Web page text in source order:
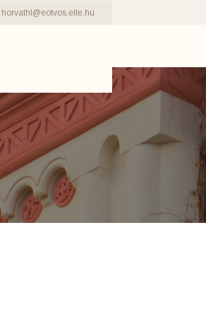
horvathl@eotvos.elte.hu